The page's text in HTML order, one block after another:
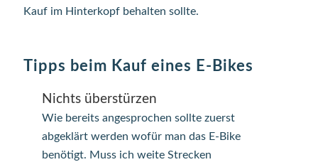
Kauf im Hinterkopf behalten sollte.
Tipps beim Kauf eines E-Bikes
Nichts überstürzen
Wie bereits angesprochen sollte zuerst
abgeklärt werden wofür man das E-Bike
benötigt. Muss ich weite Strecken